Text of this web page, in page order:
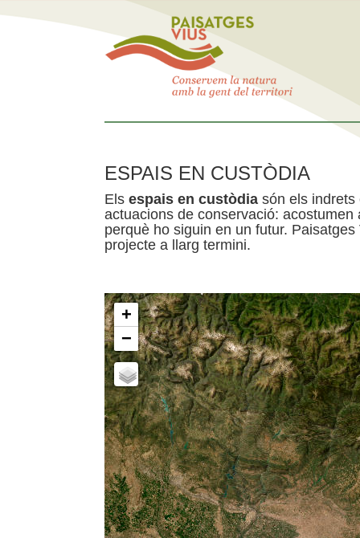
ESPAIS EN CUSTÒDIA
Els espais en custòdia són els indrets
actuacions de conservació:
perquè ho siguin en un futur.
projecte a llarg termini.
+
−